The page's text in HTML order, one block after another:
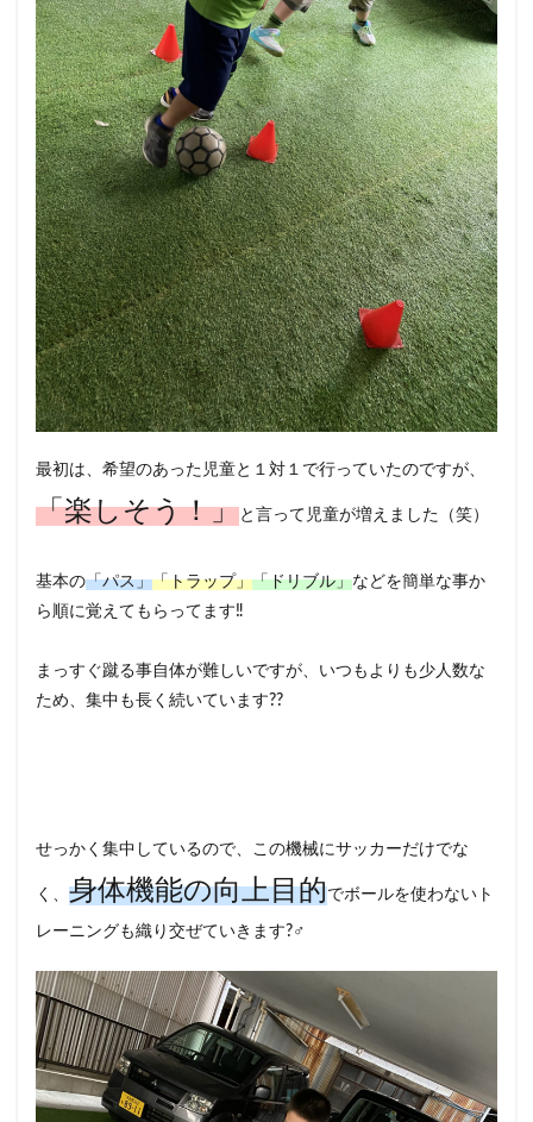
最初は、希望のあった児童と１対１で行っていたのですが、
「楽しそう！」と言って児童が増えました（笑）
基本の「パス」「トラップ」「ドリブル」などを簡単な事か
ら順に覚えてもらってます‼️
まっすぐ蹴る事自体が難しいですが、いつもよりも少人数な
ため、集中も長く続いています??
せっかく集中しているので、この機械にサッカーだけでな
く、 身体機能の向上目的でボールを使わないト
レーニングも織り交ぜていきます?️‍♂️